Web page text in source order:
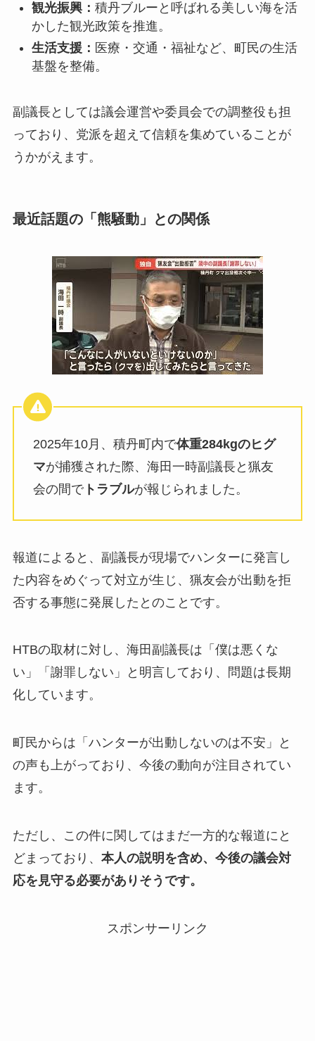
観光振興： 積丹ブルーと呼ばれる美しい海を活
かした観光政策を推進。
生活支援： 医療・交通・福祉など、町民の生活
基盤を整備。
副議長としては議会運営や委員会での調整役も担
っており、党派を超えて信頼を集めていることが
うかがえます。
最近話題の「熊騒動」との関係
2025年10月、積丹町内で体重284kgのヒグ
マが捕獲された際、海田一時副議長と猟友
会の間でトラブルが報じられました。
報道によると、副議長が現場でハンターに発言し
た内容をめぐって対立が生じ、猟友会が出動を拒
否する事態に発展したとのことです。
HTBの取材に対し、海田副議長は「僕は悪くな
い」「謝罪しない」と明言しており、問題は長期
化しています。
町民からは「ハンターが出動しないのは不安」と
の声も上がっており、今後の動向が注目されてい
ます。
ただし、この件に関してはまだ一方的な報道にと
どまっており、 本人の説明を含め、今後の議会対
応を見守る必要がありそうです。
スポンサーリンク